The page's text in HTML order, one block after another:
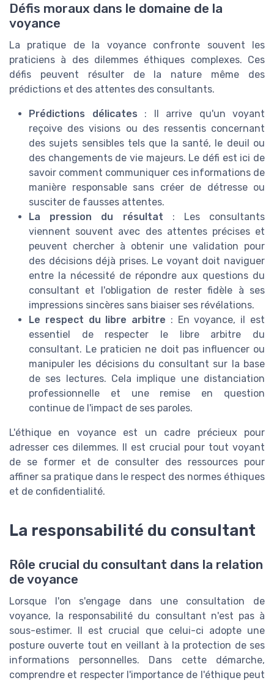
Défis moraux dans le domaine de la
voyance
La pratique de la voyance confronte souvent les
praticiens à des dilemmes éthiques complexes. Ces
défis peuvent résulter de la nature même des
prédictions et des attentes des consultants.
Prédictions délicates : Il arrive qu'un voyant
reçoive des visions ou des ressentis concernant
des sujets sensibles tels que la santé, le deuil ou
des changements de vie majeurs. Le défi est ici de
savoir comment communiquer ces informations de
manière responsable sans créer de détresse ou
susciter de fausses attentes.
La pression du résultat : Les consultants
viennent souvent avec des attentes précises et
peuvent chercher à obtenir une validation pour
des décisions déjà prises. Le voyant doit naviguer
entre la nécessité de répondre aux questions du
consultant et l'obligation de rester fidèle à ses
impressions sincères sans biaiser ses révélations.
Le respect du libre arbitre : En voyance, il est
essentiel de respecter le libre arbitre du
consultant. Le praticien ne doit pas influencer ou
manipuler les décisions du consultant sur la base
de ses lectures. Cela implique une distanciation
professionnelle et une remise en question
continue de l'impact de ses paroles.
L'éthique en voyance est un cadre précieux pour
adresser ces dilemmes. Il est crucial pour tout voyant
de se former et de consulter des ressources pour
affiner sa pratique dans le respect des normes éthiques
et de confidentialité.
La responsabilité du consultant
Rôle crucial du consultant dans la relation
de voyance
Lorsque l'on s'engage dans une consultation de
voyance, la responsabilité du consultant n'est pas à
sous-estimer. Il est crucial que celui-ci adopte une
posture ouverte tout en veillant à la protection de ses
informations personnelles. Dans cette démarche,
comprendre et respecter l'importance de l'éthique peut